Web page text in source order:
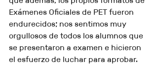
Exámenes Oficiales de PET fueron
endurecidos; nos sentimos muy
orgullosos de todos los alumnos que
se presentaron a examen e hicieron
el esfuerzo de luchar para aprobar.